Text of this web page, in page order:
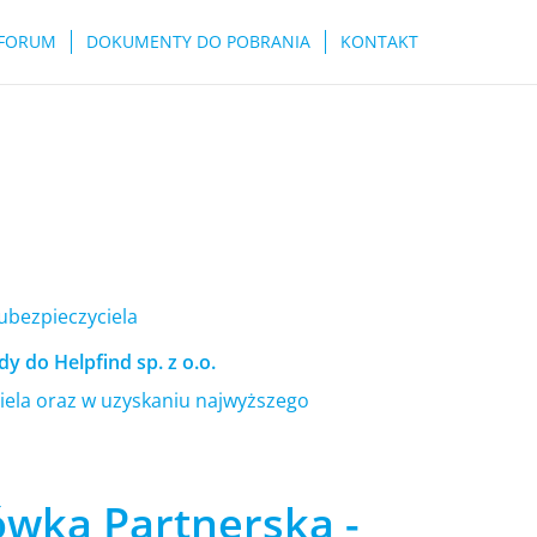
DOKUMENTY DO POBRANIA KONTAKT
do Helpfind sp. z o.o.
oraz w uzyskaniu najwyższego
Partnerska -